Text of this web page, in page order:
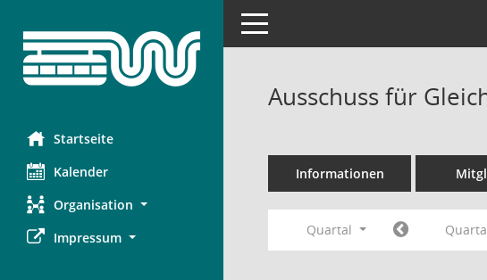
Startseite
Kalender
Organisation
Impressum
Toggle navigation
Ausschuss für
Informationen
Quartal